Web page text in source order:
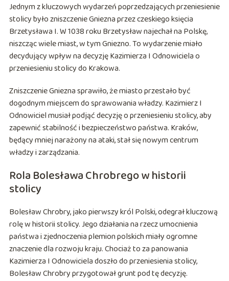
Jednym z kluczowych wydarzeń poprzedzających przeniesienie
stolicy było zniszczenie Gniezna przez czeskiego księcia
Brzetysława I. W 1038 roku Brzetysław najechał na Polskę,
niszcząc wiele miast, w tym Gniezno. To wydarzenie miało
decydujący wpływ na decyzję Kazimierza I Odnowiciela o
przeniesieniu stolicy do Krakowa.
Zniszczenie Gniezna sprawiło, że miasto przestało być
dogodnym miejscem do sprawowania władzy. Kazimierz I
Odnowiciel musiał podjąć decyzję o przeniesieniu stolicy, aby
zapewnić stabilność i bezpieczeństwo państwa. Kraków,
będący mniej narażony na ataki, stał się nowym centrum
władzy i zarządzania.
Rola Bolesława Chrobrego w historii
stolicy
Bolesław Chrobry, jako pierwszy król Polski, odegrał kluczową
rolę w historii stolicy. Jego działania na rzecz umocnienia
państwa i zjednoczenia plemion polskich miały ogromne
znaczenie dla rozwoju kraju. Chociaż to za panowania
Kazimierza I Odnowiciela doszło do przeniesienia stolicy,
Bolesław Chrobry przygotował grunt pod tę decyzję.